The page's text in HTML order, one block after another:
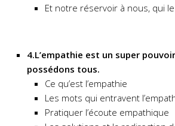
Et notre réservoir à nous, qui
4.L’empathie est un super
possédons tous.
Ce qu’est l’empathie
Les mots qui entravent
Pratiquer l’écoute empathique